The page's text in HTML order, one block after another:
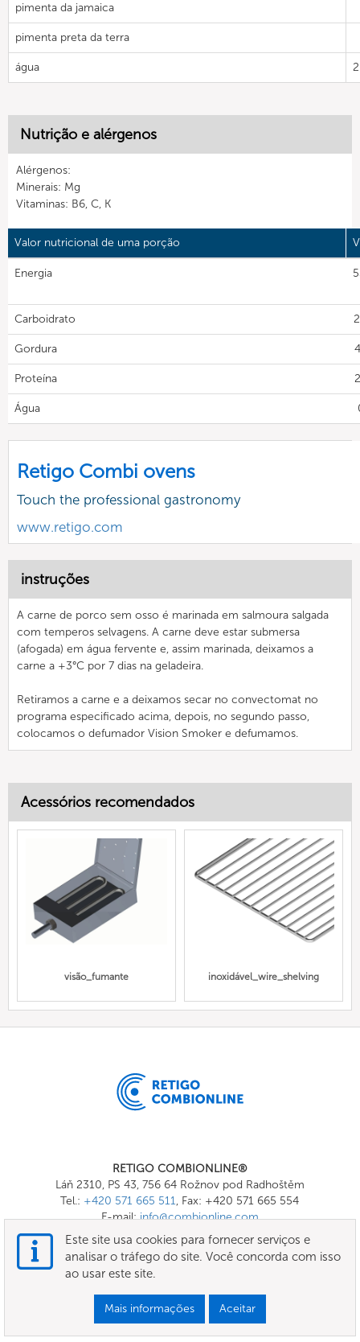
pimenta da jamaica
pimenta preta da terra
água
Nutrição e alérgenos
Alérgenos:
Minerais: Mg
Vitaminas: B6, C, K
Valor nutricional de uma porção
Energia
Carboidrato
Gordura
Proteína
Água
Retigo Combi ovens
Touch the professional gastronomy
www.retigo.com
instruções
A carne de porco sem osso é marinada em salmoura salgada
com temperos selvagens. A carne deve estar submersa
(afogada) em água fervente e, assim marinada, deixamos a
carne a +3°C por 7 dias na geladeira.
Retiramos a carne e a deixamos secar no convectomat no
programa especificado acima, depois, no segundo passo,
colocamos o defumador Vision Smoker e defumamos.
Acessórios recomendados
visão_fumante inoxidável_wire_shelving
RETIGO COMBIONLINE®
Láň 2310, PS 43, 756 64 Rožnov pod Radhoštěm
Tel.: +420 571 665 511, Fax: +420 571 665 554
E-mail:info@combionline.com
OnlineMenu
TERMOS E CONDIÇÕES
Este site usa cookies para fornecer serviços e
analisar o tráfego do site. Você concorda com isso
ao usar este site.
Mais informações Aceitar